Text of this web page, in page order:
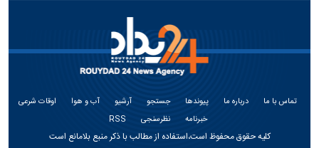
تماس با ما درباره ما پیوندها جستجو آرشیو آب و هوا
اوقات شرعی
خبرنامه
نظرسنجی RSS
کلیه حقوق محفوظ است،استفاده از مطالب با ذکر منبع بلامانع است